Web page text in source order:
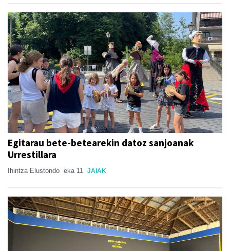
Egitarau bete-betearekin datoz sanjoanak
Urrestillara
Ihintza Elustondo eka 11 JAIAK